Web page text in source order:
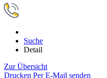
Suche
Detail
Zur Übersicht
Drucken Per E-Mail senden